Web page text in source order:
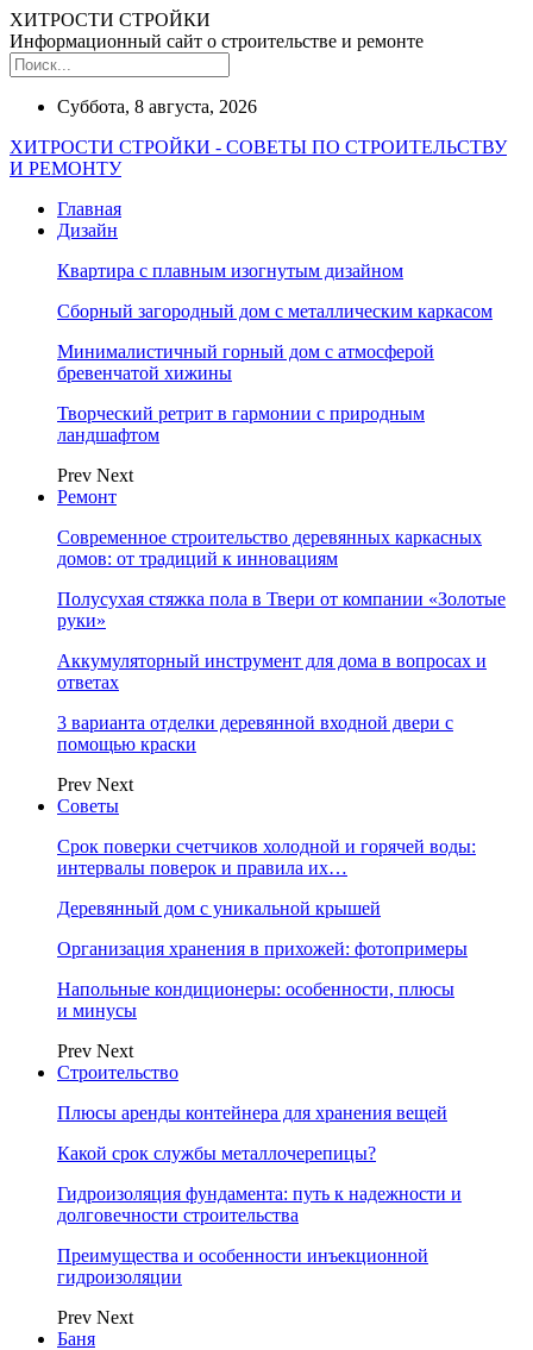
ХИТРОСТИ СТРОЙКИ
Информационный сайт о строительстве и ремонте
Суббота, 8 августа, 2026
ХИТРОСТИ СТРОЙКИ - СОВЕТЫ ПО СТРОИТЕЛЬСТВУ
И РЕМОНТУ
Главная
Дизайн
Квартира с плавным изогнутым дизайном
Сборный загородный дом с металлическим каркасом
Минималистичный горный дом с атмосферой
бревенчатой хижины
Творческий ретрит в гармонии с природным
ландшафтом
Prev Next
Ремонт
Современное строительство деревянных каркасных
домов: от традиций к инновациям
Полусухая стяжка пола в Твери от компании «Золотые
руки»
Аккумуляторный инструмент для дома в вопросах и
ответах
3 варианта отделки деревянной входной двери с
помощью краски
Prev Next
Советы
Срок поверки счетчиков холодной и горячей воды:
интервалы поверок и правила их…
Деревянный дом с уникальной крышей
Организация хранения в прихожей: фотопримеры
Напольные кондиционеры: особенности, плюсы
и минусы
Prev Next
Строительство
Плюсы аренды контейнера для хранения вещей
Какой срок службы металлочерепицы?
Гидроизоляция фундамента: путь к надежности и
долговечности строительства
Преимущества и особенности инъекционной
гидроизоляции
Prev Next
Баня